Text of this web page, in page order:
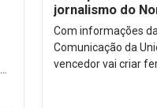
jornalismo do
selecionados em
inovação do
Com informações
Comunicação da Unicap
vencedor vai criar